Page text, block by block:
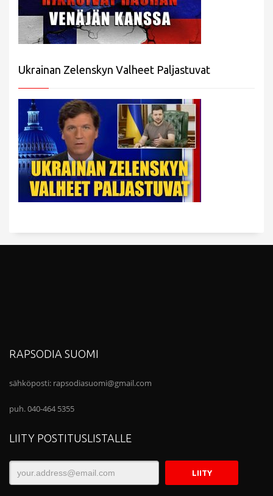
Ukrainan Zelenskyn Valheet Paljastuvat
RAPSODIA SUOMI
sähköposti: rapsodiasuomi@gmail.com
puh. 040-464 5355
LIITY POSTITUSLISTALLE